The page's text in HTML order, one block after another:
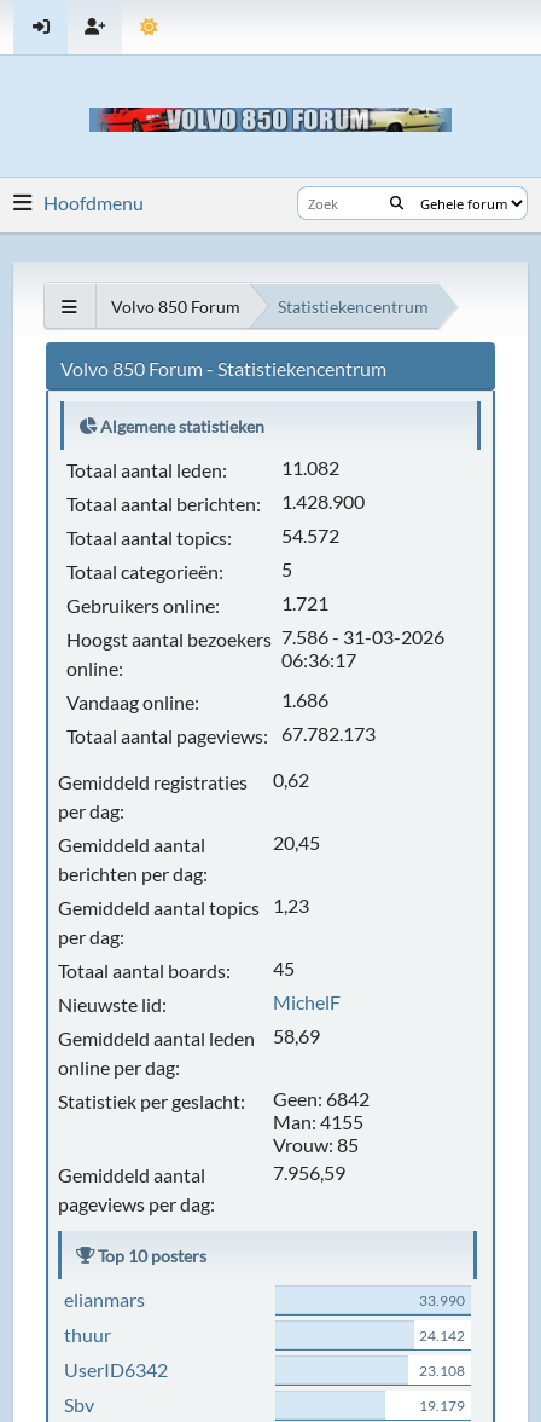
Hoofdmenu
Volvo 850 Forum Statistiekencentrum
Volvo 850 Forum - Statistiekencentrum
Algemene statistieken
Totaal aantal leden:
11.082
Totaal aantal berichten:
1.428.900
Totaal aantal topics:
54.572
Totaal categorieën:
5
Gebruikers online:
1.721
Hoogst aantal bezoekers
online:
7.586 - 31-03-2026
06:36:17
Vandaag online:
1.686
Totaal aantal pageviews:
67.782.173
Gemiddeld registraties
per dag:
0,62
Gemiddeld aantal
berichten per dag:
20,45
Gemiddeld aantal topics
per dag:
1,23
Totaal aantal boards:
45
Nieuwste lid:
MichelF
Gemiddeld aantal leden
online per dag:
58,69
Statistiek per geslacht:
Geen: 6842
Man: 4155
Vrouw: 85
Gemiddeld aantal
pageviews per dag:
7.956,59
Top 10 posters
elianmars 33.990
thuur 24.142
UserID6342 23.108
Sbv 19.179